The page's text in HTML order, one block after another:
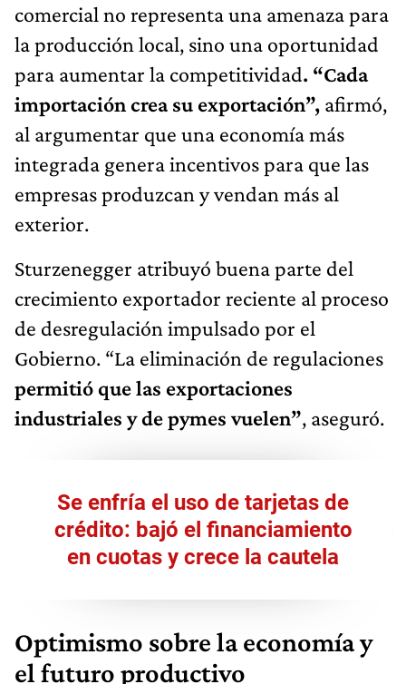
comercial no representa una amenaza para
la producción local, sino una oportunidad
para aumentar la competitividad. “Cada
importación crea su exportación”, afirmó,
al argumentar que una economía más
integrada genera incentivos para que las
empresas produzcan y vendan más al
exterior.
Sturzenegger atribuyó buena parte del
crecimiento exportador reciente al proceso
de desregulación impulsado por el
Gobierno. “La eliminación de regulaciones
permitió que las exportaciones
industriales y de pymes vuelen”, aseguró.
Se enfría el uso de tarjetas de
crédito: bajó el financiamiento
en cuotas y crece la cautela
Optimismo sobre la economía y
el futuro productivo